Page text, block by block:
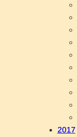
2017